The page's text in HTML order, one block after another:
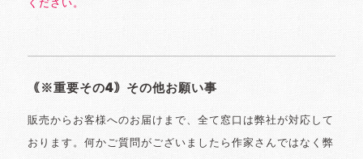
ください。
｟※重要その4｠その他お願い事
販売からお客様へのお届けまで、全て窓口は弊社が対応して
おります。何かご質問がございましたら作家さんではなく弊